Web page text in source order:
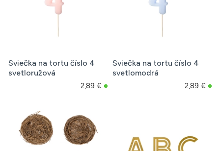
Sviečka na tortu číslo 4
svetloružová
2,89 €
Sviečka na tortu číslo 4
svetlomodrá
2,89 €